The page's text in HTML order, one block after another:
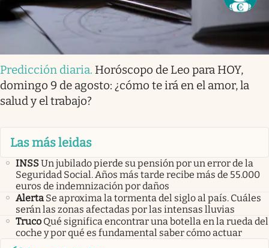
Predicción diaria. Horóscopo de Leo para HOY,
domingo 9 de agosto: ¿cómo te irá en el amor, la
salud y el trabajo?
Las más leidas
INSSUn jubilado pierde su pensión por un error de la
Seguridad Social. Años más tarde recibe más de 55.000
euros de indemnización por daños
Alerta Se aproxima la tormenta del siglo al país. Cuáles
serán las zonas afectadas por las intensas lluvias
Truco Qué significa encontrar una botella en la rueda del
coche y por qué es fundamental saber cómo actuar